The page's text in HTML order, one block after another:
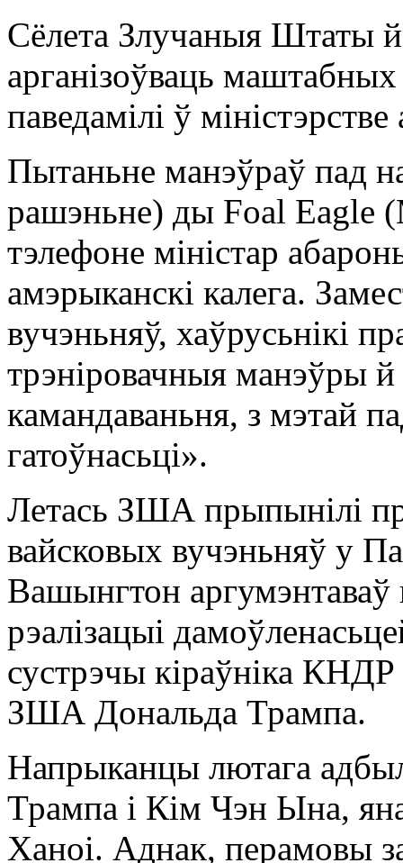
Сёлета Злучаныя Штаты
арганізоўваць
паведамілі ў
Пытаньне манэўраў пад
рашэньне) ды Foal Eagle
тэлефоне міністар
амэрыканскі калега.
вучэньняў, хаўрусьнікі
трэніровачныя манэўры й
камандаваньня, з мэтай
гатоўнасьці».
Летась ЗША прыпынілі
вайсковых вучэньняў у
Вашынгтон
рэалізацыі
сустрэчы кіраўніка
ЗША Дональда Трампа.
Напрыканцы лютага
Трампа і Кім Чэн Ына,
Ханоі. Аднак, перамовы